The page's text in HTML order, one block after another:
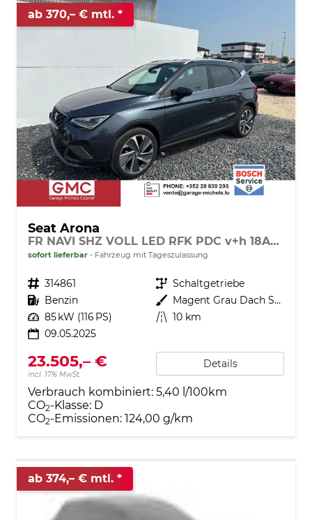
ab 370,– € mtl.
Seat Arona
FR NAVI SHZ VOLL LED RFK PDC v+h 18ALU
sofort lieferbar Fahrzeug mit Tageszulassung
Fahrzeugnr. 314861 Getriebe Schaltgetriebe
Kraftstoff Benzin Außenfarbe
Magent Grau Dach Schwarz S9E7
Leistung 85 kW (116 PS) Kilometerstand 10 km
09.05.2025
23.505,– €
incl. 17% MwSt.
Details
Verbrauch kombiniert: 5,40 l/100km
CO2-Klasse: D
CO2-Emissionen: 124,00 g/km
ab 374,– € mtl.